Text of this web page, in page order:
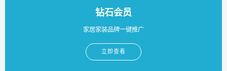
钻石会员
家居家装品牌一键推广
立即查看